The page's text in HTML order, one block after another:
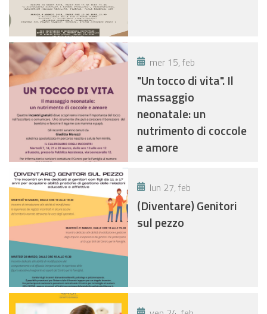
mer 15, feb
"Un tocco di vita". Il
massaggio
neonatale: un
nutrimento di coccole
e amore
lun 27, feb
(Diventare) Genitori
sul pezzo